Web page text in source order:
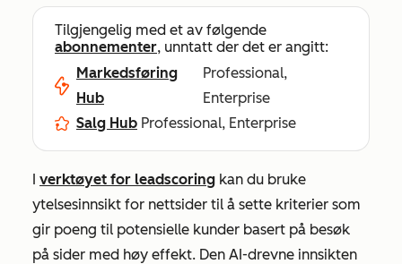
Tilgjengelig med et av følgende
abonnementer, unntatt der det er angitt:
Markedsføring
Hub
Professional,
Enterprise
Salg Hub Professional, Enterprise
I verktøyet for leadscoring kan du bruke
ytelsesinnsikt for nettsider til å sette kriterier som
gir poeng til potensielle kunder basert på besøk
på sider med høy effekt. Den AI-drevne innsikten